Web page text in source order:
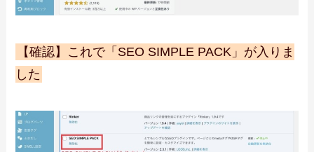
【確認】これで「SEO SIMPLE PACK」が入りま
した